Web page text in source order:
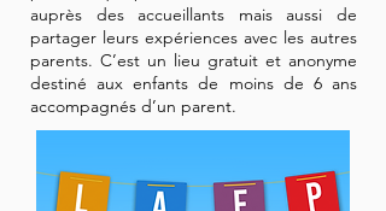
auprès des accueillants mais aussi de
partager leurs expériences avec les autres
parents. C’est un lieu gratuit et anonyme
destiné aux enfants de moins de 6 ans
accompagnés d’un parent.